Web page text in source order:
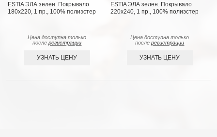
ESTIA ЭЛА зелен. Покрывало
180х220, 1 пр., 100% полиэстер
Цена доступна только
послерегистрации
УЗНАТЬ ЦЕНУ
ESTIA ЭЛА зелен. Покрывало
220х240, 1 пр., 100% полиэстер
Цена доступна только
послерегистрации
УЗНАТЬ ЦЕНУ